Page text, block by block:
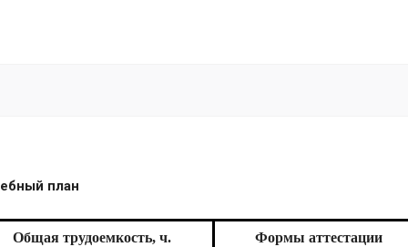
Общая трудоемкость, ч. Формы аттестации